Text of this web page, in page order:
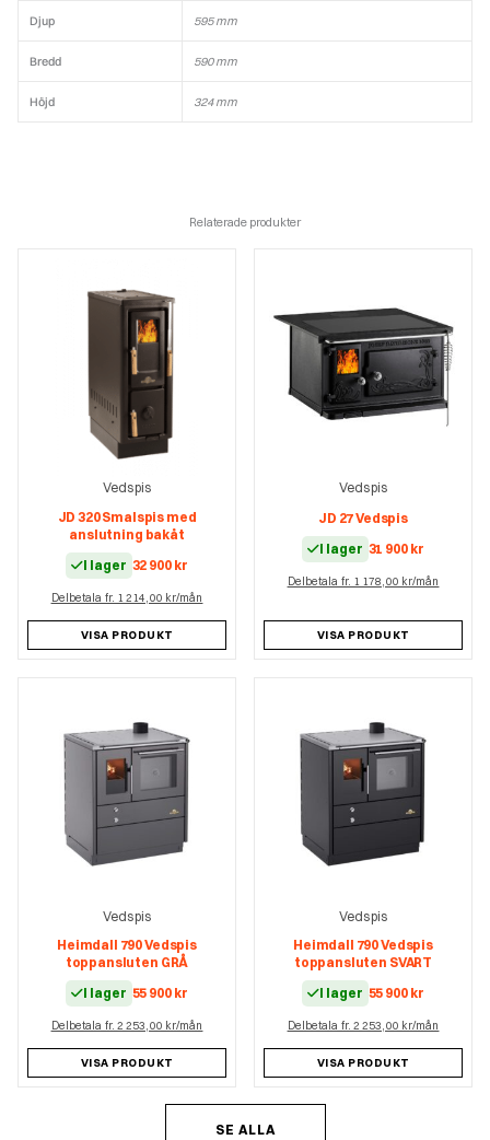
Djup 595 mm
Bredd 590 mm
Höjd 324 mm
Relaterade produkter
Vedspis
JD 320 Smalspis med
anslutning bakåt
I lager 32 900 kr
Delbetala fr. 1 214,00 kr/mån
VISA PRODUKT
Vedspis
JD 27 Vedspis
I lager 31 900 kr
Delbetala fr. 1 178,00 kr/mån
VISA PRODUKT
Vedspis
Heimdall 790 Vedspis
toppansluten GRÅ
I lager 55 900 kr
Delbetala fr. 2 253,00 kr/mån
VISA PRODUKT
Vedspis
Heimdall 790 Vedspis
toppansluten SVART
I lager 55 900 kr
Delbetala fr. 2 253,00 kr/mån
VISA PRODUKT
SE ALLA